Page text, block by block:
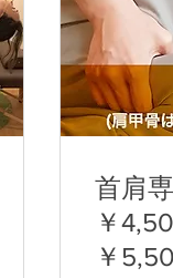
首肩
￥
￥